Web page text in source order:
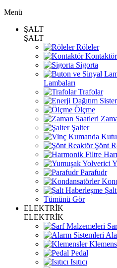
Menü
ŞALT
ŞALT
Röleler
Kontaktör
Sigorta
Lambaları
Trafolar
Ölçme
Şalter
Şönt
Parafudr
Tümünü Gör
ELEKTRİK
ELEKTRİK
Pedal
Isıtıcı